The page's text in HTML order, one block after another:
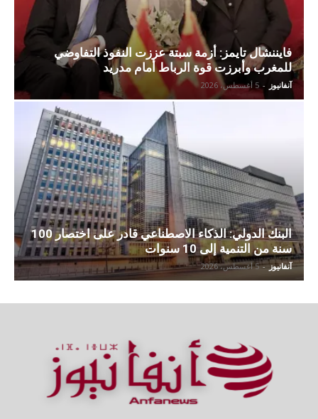
فايننشال تايمز: أزمة سبتة عززت النفوذ التفاوضي
للمغرب وأبرزت قوة الرباط أمام مدريد
آنفانيوز - 5 أغسطس، 2026
البنك الدولي: الذكاء الاصطناعي قادر على اختصار 100
سنة من التنمية إلى 10 سنوات
آنفانيوز - 5 أغسطس، 2026